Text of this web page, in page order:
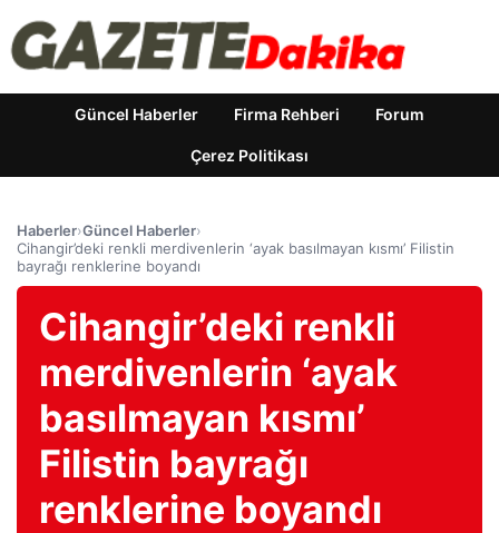
Güncel Haberler Firma Rehberi Forum
Çerez Politikası
Haberler›Güncel Haberler›
Cihangir’deki renkli merdivenlerin ‘ayak basılmayan kısmı’ Filistin
bayrağı renklerine boyandı
Cihangir’deki renkli
merdivenlerin ‘ayak
basılmayan kısmı’
Filistin bayrağı
renklerine boyandı